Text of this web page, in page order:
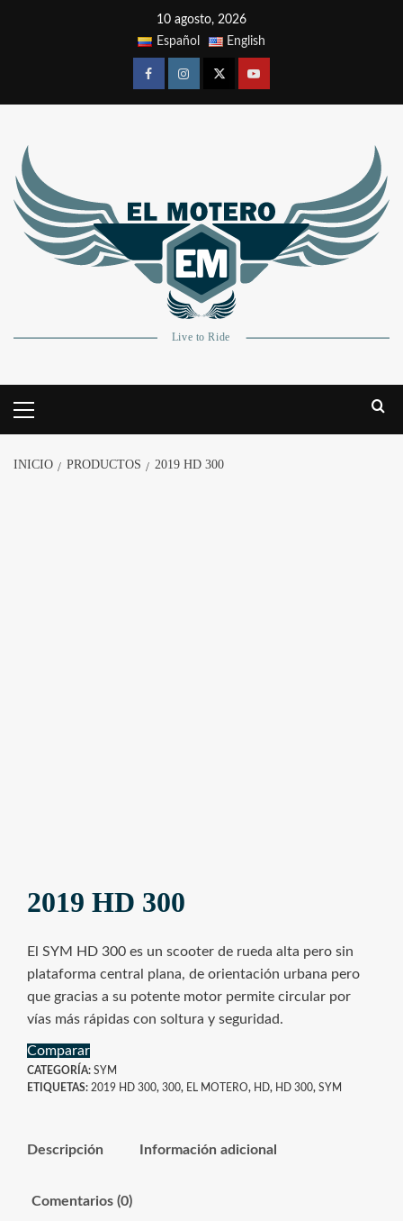
10 agosto, 2026
Español
English
INICIO PRODUCTOS 2019 HD 300
2019 HD 300
El SYM HD 300 es un scooter de rueda alta pero sin
plataforma central plana, de orientación urbana pero
que gracias a su potente motor permite circular por
vías más rápidas con soltura y seguridad.
Comparar
CATEGORÍA: SYM
ETIQUETAS: 2019 HD 300, 300, EL MOTERO, HD, HD 300, SYM
Descripción Información adicional
Comentarios (0)